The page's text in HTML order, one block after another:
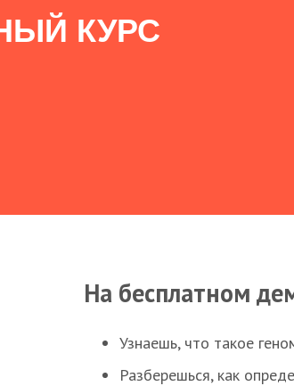
КУРС
На бесплатном
Узнаешь, что такое
Разберешься, как